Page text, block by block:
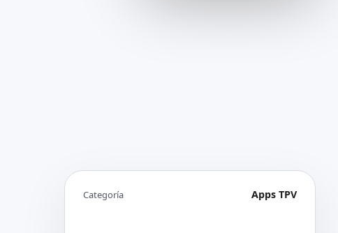
Categoría Apps TPV